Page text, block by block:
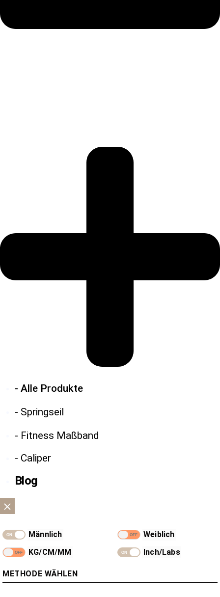
- Alle Produkte
- Springseil
- Fitness Maßband
- Caliper
Blog
Männlich
Weiblich
KG/CM/MM
Inch/Labs
METHODE WÄHLEN